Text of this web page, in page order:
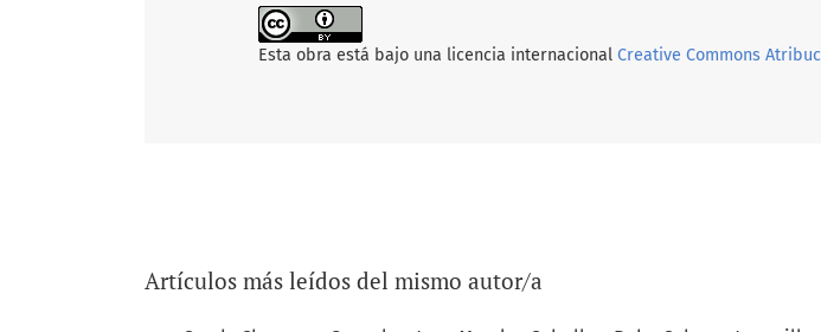
Esta obra está bajo una licencia internacional Creative Commons
Artículos más leídos del mismo autor/a